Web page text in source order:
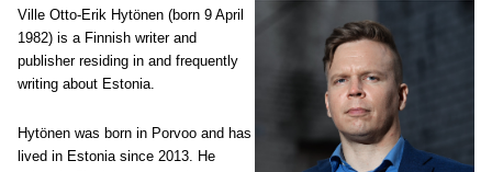
Ville Otto-Erik Hytönen (born 9 April
1982) is a Finnish writer and
publisher residing in and frequently
writing about Estonia.
Hytönen was born in Porvoo and has
lived in Estonia since 2013. He